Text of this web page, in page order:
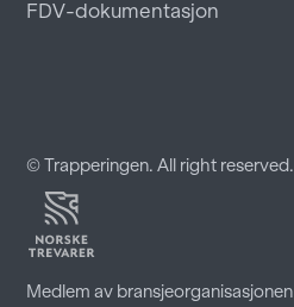
FDV-dokumentasjon
© Trapperingen. All right reserved.
Medlem av bransjeorganisasjonen